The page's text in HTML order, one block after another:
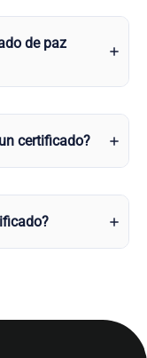
de paz
certificado?